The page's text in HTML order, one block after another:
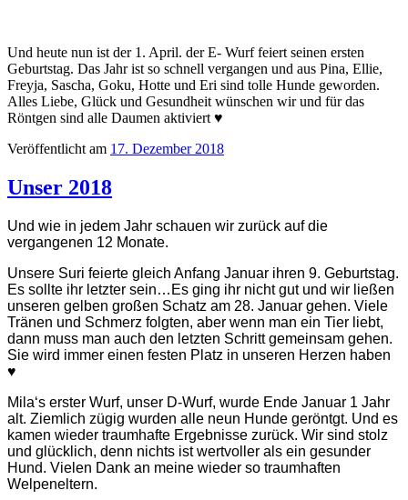
Und heute nun ist der 1. April. der E- Wurf feiert seinen ersten
Geburtstag. Das Jahr ist so schnell vergangen und aus Pina, Ellie,
Freyja, Sascha, Goku, Hotte und Eri sind tolle Hunde geworden.
Alles Liebe, Glück und Gesundheit wünschen wir und für das
Röntgen sind alle Daumen aktiviert ♥
Veröffentlicht am 17. Dezember 2018
Unser 2018
Und wie in jedem Jahr schauen wir zurück auf die
vergangenen 12 Monate.
Unsere Suri feierte gleich Anfang Januar ihren 9. Geburtstag.
Es sollte ihr letzter sein…Es ging ihr nicht gut und wir ließen
unseren gelben großen Schatz am 28. Januar gehen. Viele
Tränen und Schmerz folgten, aber wenn man ein Tier liebt,
dann muss man auch den letzten Schritt gemeinsam gehen.
Sie wird immer einen festen Platz in unseren Herzen haben
♥
Mila‘s erster Wurf, unser D-Wurf, wurde Ende Januar 1 Jahr
alt. Ziemlich zügig wurden alle neun Hunde geröntgt. Und es
kamen wieder traumhafte Ergebnisse zurück. Wir sind stolz
und glücklich, denn nichts ist wertvoller als ein gesunder
Hund. Vielen Dank an meine wieder so traumhaften
Welpeneltern.